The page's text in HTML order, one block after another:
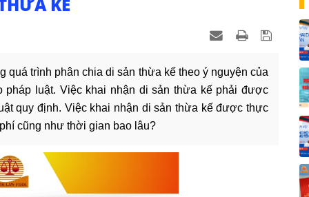
trình phân chia di sản thừa kế theo ý nguyện của
luật. Việc khai nhận di sản thừa kế phải được
quy định. Việc khai nhận di sản thừa kế được thực
cũng như thời gian bao lâu?